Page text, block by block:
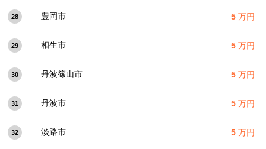
28 豊岡市 5 万円
29 相生市 5 万円
30 丹波篠山市 5 万円
31 丹波市 5 万円
32 淡路市 5 万円